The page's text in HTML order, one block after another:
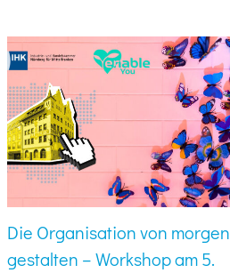
Die Organisation von morgen
gestalten – Workshop am 5.